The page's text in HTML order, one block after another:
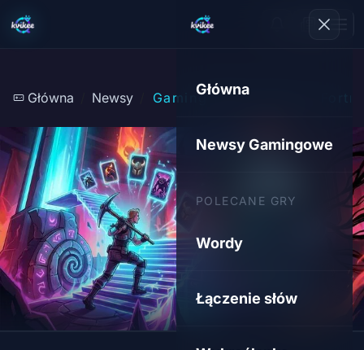
Główna
Newsy Gamingowe
POLECANE GRY
Wordy
Łączenie słów
Główna Newsy Gaming Week Rewind: